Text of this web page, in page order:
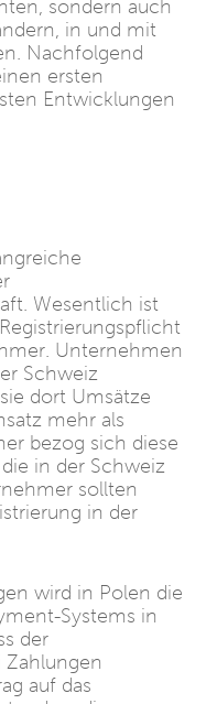
sondern auch
in und mit
Nachfolgend
ersten
Entwicklungen
Wesentlich ist
Unternehmen
Schweiz
dort Umsätze
mehr als
bezog sich diese
in der Schweiz
sollten
in der
wird in Polen die
Systems in
der
Zahlungen
auf das